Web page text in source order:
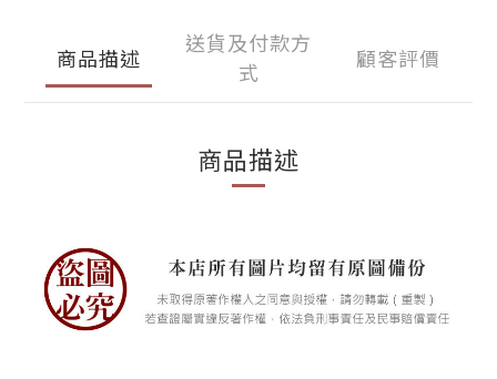
商品描述
送貨及付款方
式
顧客評價
商品描述